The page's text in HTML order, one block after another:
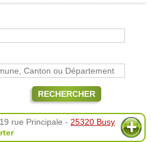
RECHERCHER
19 rue Principale - 25320 Busy